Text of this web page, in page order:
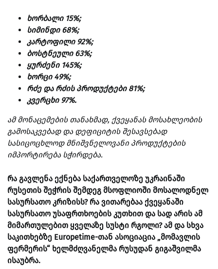
ხორბალი 15%;
სიმინდი 68%;
კარტოფილი 92%;
ბოსტნეული 63%;
ყურძენი 145%;
ხორცი 49%;
რძე და რძის პროდუქტები 81%;
კვერცხი 97%.
ამ მონაცემების თანახმად, ქვეყანას მოსახლეობის
გამოსაკვებად და დეფიციტის შესავსებად
სასიცოცხლოდ მნიშვნელოვანი პროდუქტების
იმპორტირება სჭირდება.
რა გავლენა ექნება საქართველოზე უკრაინაში
რუსეთის შეჭრის შემდეგ მსოფლიოში მოსალოდნელ
სასურსათო კრიზისს? რა ვითარებაა ქვეყანაში
სასურსათო უსაფრთხოების კუთხით და სად არის ამ
მიმართულებით ყველაზე სუსტი რგოლი? ამ და სხვა
საკითხებზე Europetime-თან ასოციაცია „მომავლის
ფერმერის“ ხელმძღვანელმა რუსუდან გიგაშვილმა
ისაუბრა.